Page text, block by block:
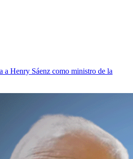
a Henry Sáenz como ministro de la